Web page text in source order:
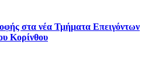
στα νέα Τμήματα Επειγόντων
Κορίνθου